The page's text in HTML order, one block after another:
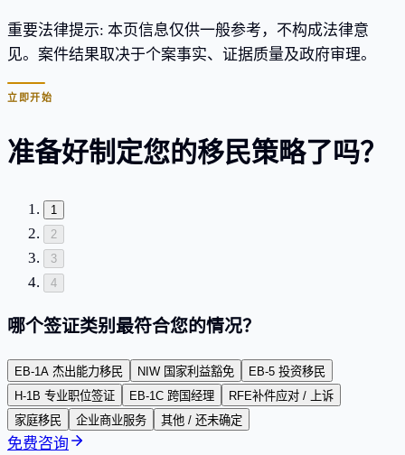
重要法律提示: 本页信息仅供一般参考，不构成法律意
见。案件结果取决于个案事实、证据质量及政府审理。
立即开始
准备好制定您的移民策略了吗？
1
2
3
4
哪个签证类别最符合您的情况？
EB-1A 杰出能力移民 NIW 国家利益豁免
EB-5 投资移民
H-1B 专业职位签证
EB-1C 跨国经理
RFE补件应对 / 上诉
家庭移民
企业商业服务 其他 / 还未确定
免费咨询